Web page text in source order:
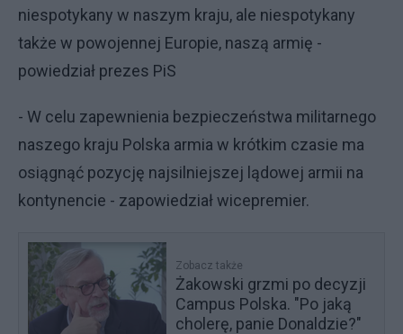
niespotykany w naszym kraju, ale niespotykany
także w powojennej Europie, naszą armię -
powiedział prezes PiS
- W celu zapewnienia bezpieczeństwa militarnego
naszego kraju Polska armia w krótkim czasie ma
osiągnąć pozycję najsilniejszej lądowej armii na
kontynencie - zapowiedział wicepremier.
Zobacz także
Żakowski grzmi po decyzji
Campus Polska. "Po jaką
cholerę, panie Donaldzie?"